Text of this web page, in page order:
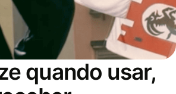
quando usar,